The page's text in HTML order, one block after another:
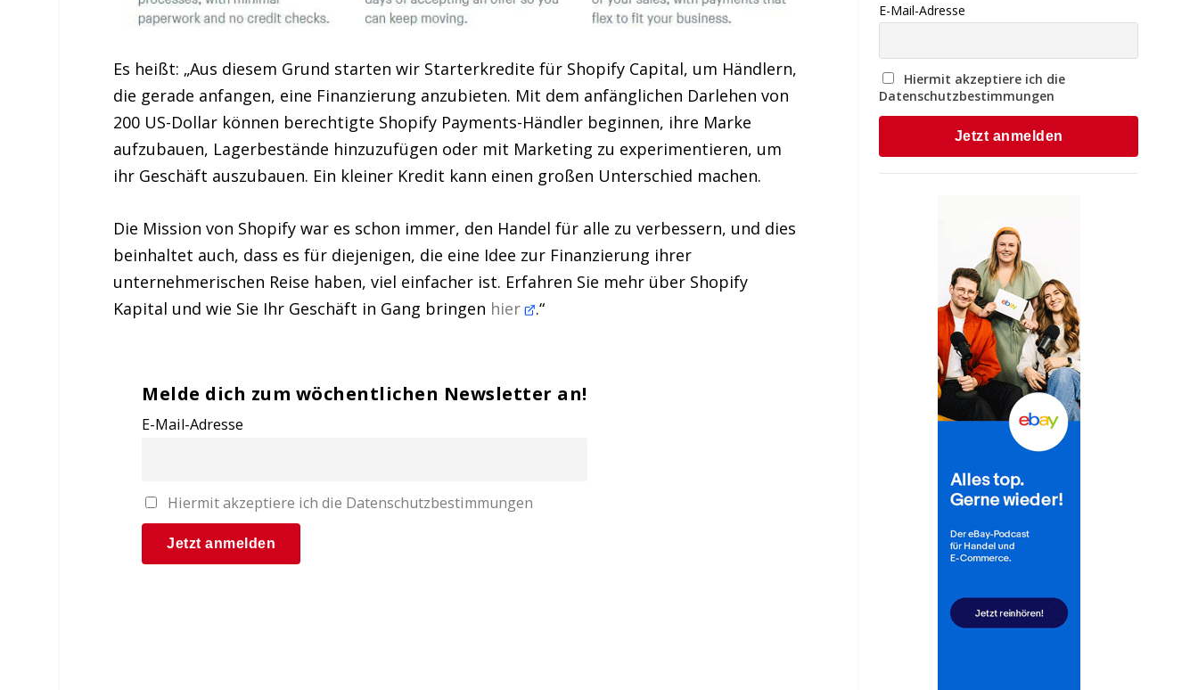
Es heißt: „Aus diesem Grund starten wir Starterkredite für Shopify Capital, um Händlern,
die gerade anfangen, eine Finanzierung anzubieten. Mit dem anfänglichen Darlehen von
200 US-Dollar können berechtigte Shopify Payments-Händler beginnen, ihre Marke
aufzubauen, Lagerbestände hinzuzufügen oder mit Marketing zu experimentieren, um
ihr Geschäft auszubauen. Ein kleiner Kredit kann einen großen Unterschied machen.
Die Mission von Shopify war es schon immer, den Handel für alle zu verbessern, und dies
beinhaltet auch, dass es für diejenigen, die eine Idee zur Finanzierung ihrer
unternehmerischen Reise haben, viel einfacher ist. Erfahren Sie mehr über Shopify
Kapital und wie Sie Ihr Geschäft in Gang bringen hier .“
Melde dich zum wöchentlichen Newsletter an!
E-Mail-Adresse
Hiermit akzeptiere ich die Datenschutzbestimmungen
E-Mail-Adresse
Hiermit akzeptiere ich die
Datenschutzbestimmungen